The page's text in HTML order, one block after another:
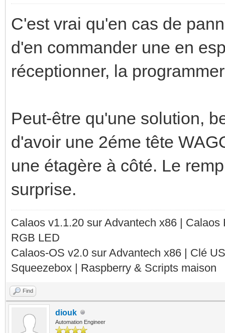
C'est vrai qu'en cas de
d'en commander une en
réceptionner, la
Peut-être qu'une solution,
d'avoir une 2éme tête
une étagère à côté. Le
surprise.
Calaos v1.1.20 sur Advantech x86 |
RGB LED
Calaos-OS v2.0 sur Advantech x86 | Clé
Squeezebox | Raspberry & Scripts maison
Find
diouk
Automation Engineer